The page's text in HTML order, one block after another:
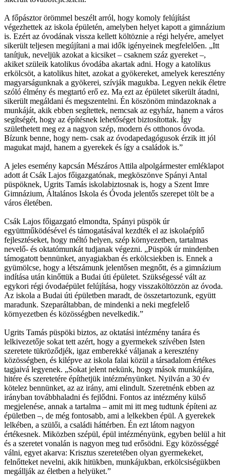
A főpásztor örömmel beszélt arról, hogy komoly felújítást
végezhettek az iskola épületén, amelyben helyet kapott a gimnázium
is. Ezért az óvodának vissza kellett költöznie a régi helyére, amelyet
sikerült teljesen megújítani a mai idők igényeinek megfelelően. „Itt
tanítjuk, neveljük azokat a kicsiket – csaknem száz gyereket –,
akiket szüleik katolikus óvodába akartak adni. Hogy a katolikus
erkölcsöt, a katolikus hitet, azokat a gyökereket, amelyek keresztény
magyarságunknak a gyökerei, szívják magukba. Legyen nekik életre
szóló élmény és megtartó erő ez. Ma ezt az épületet sikerült átadni,
sikerült megáldani és megszentelni. Én köszönöm mindazoknak a
munkáját, akik ebben segítettek, nemcsak az egyház, hanem a város
segítségét, hogy az építésnek lehetőséget biztosítottak. Így
születhetett meg ez a nagyon szép, modern és otthonos óvoda.
Bízunk benne, hogy nem- csak az óvodapedagógusok érzik itt jól
magukat majd, hanem a gyerekek és így a családok is.”
A jeles esemény kapcsán Mészáros Attila alpolgármester emléklapot
adott át Csák Lajos főigazgatónak, megköszönve Spányi Antal
püspöknek, Ugrits Tamás iskolabiztosnak is, hogy a Szent Imre
Gimnázium, Általános Iskola és Óvoda jelentős szerepet tölt be a
város életében.
Csák Lajos főigazgató elmondta, Spányi püspök úr
együttműködésével és támogatásával kezdték el az iskolaépítő
fejlesztéseket, hogy méltó helyen, szép környezetben, tartalmas
nevelő- és oktatómunkát tudjanak végezni. „Püspök úr mindenben
támogatott bennünket, anyagiakban és erkölcsiekben is. Ennek a
gyümölcse, hogy a létszámunk jelentősen megnőtt, és a gimnázium
indítása után kinőttük a Budai úti épületet. Szükségessé vált az
egykori régi óvodaépület felújítása, hogy visszaköltözzön az óvoda.
Az iskola a Budai úti épületben maradt, de összetartozunk, együtt
maradunk. Szeparáltabban, de mindenki a neki megfelelő
környezetben és közösségben nevelkedik.”
Ugrits Tamás püspöki biztos, az oktatási intézmény tanára és
lelkivezetője sokat tett azért, hogy a gyermekek szívében Isten
szeretete tükröződjék, igaz emberekké váljanak a keresztény
közösségben, és kilépve az iskola falai közül a társadalom értékes
tagjaivá legyenek. „Sokat jelent nekünk, hogy mások munkájára,
hitére és szeretetére építhetjük intézményünket. Nyilván a 30 év
kötelez bennünket, az az irány, ami elindult. Szeretnénk ebben az
irányban továbbhaladni és fejlődni. Fontos az intézmény külső
megjelenése, annak a tartalma – amit mi itt meg tudtunk építeni az
épületben –, de még fontosabb, ami a lelkekben épül. A gyerekek
lelkében, a szülői, a családi háttérben. Én ezt látom nagyon
értékesnek. Miközben szépül, épül intézményünk, egyben belül a hit
és a szeretet vonalán is nagyon meg tud erősödni. Egy közösséggé
válni, egyet akarva: Krisztus szeretetében olyan gyermekeket,
felnőtteket nevelni, akik hitükben, munkájukban, erkölcsiségükben
megállják az életben a helyüket.”